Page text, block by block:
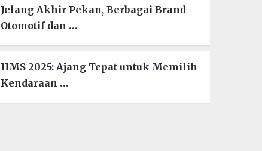
Jelang Akhir Pekan, Berbagai Brand
Otomotif dan …
IIMS 2025: Ajang Tepat untuk Memilih
Kendaraan …